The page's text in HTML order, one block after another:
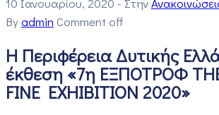
Byadmin Comment off
Η Περιφέρεια Δυτικής
έκθεση «7η ΕΞΠΟΤΡΟΦ
FINE EXHIBITION 2020»